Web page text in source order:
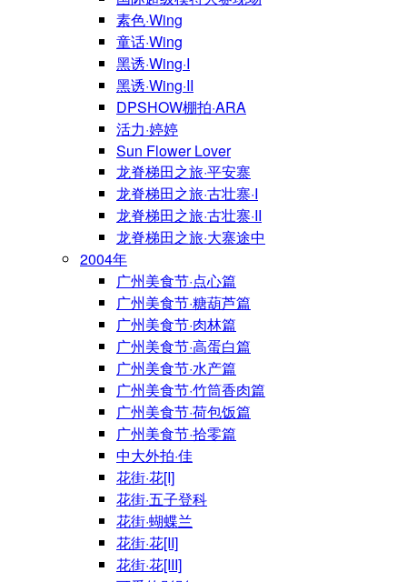
素色·Wing
童话·Wing
黑诱·Wing·I
黑诱·Wing·II
DPSHOW棚拍·ARA
活力·婷婷
Sun Flower Lover
龙脊梯田之旅·平安寨
龙脊梯田之旅·古壮寨·I
龙脊梯田之旅·古壮寨·II
龙脊梯田之旅·大寨途中
2004年
广州美食节·点心篇
广州美食节·糖葫芦篇
广州美食节·肉林篇
广州美食节·高蛋白篇
广州美食节·水产篇
广州美食节·竹筒香肉篇
广州美食节·荷包饭篇
广州美食节·拾零篇
中大外拍·佳
花街·花[I]
花街·五子登科
花街·蝴蝶兰
花街·花[II]
花街·花[III]